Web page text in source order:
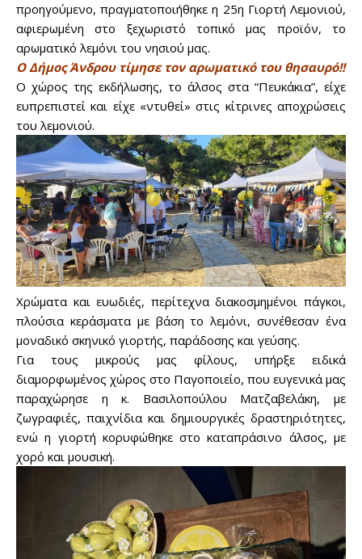
προηγούμενο, πραγματοποιήθηκε η 25η Γιορτή Λεμονιού,
αφιερωμένη στο ξεχωριστό τοπικό μας προϊόν, το
αρωματικό λεμόνι του νησιού μας.
Ο Δήμος Άνδρου τίμησε τον αρωματικό του θησαυρό!!
Ο χώρος της εκδήλωσης, το άλσος στα “Πευκάκια”, είχε
ευπρεπιστεί και είχε «ντυθεί» στις κίτρινες αποχρώσεις
του λεμονιού.
Χρώματα και ευωδιές, περίτεχνα διακοσμημένοι πάγκοι,
πλούσια κεράσματα με βάση το λεμόνι, συνέθεσαν ένα
μοναδικό σκηνικό γιορτής, παράδοσης και γεύσης.
Για τους μικρούς μας φίλους, υπήρξε ειδικά
διαμορφωμένος χώρος στο Παγοποιείο, που ευγενικά μας
παραχώρησε η κ. Βασιλοπούλου Ματζαβελάκη, με
ζωγραφιές, παιχνίδια και δημιουργικές δραστηριότητες,
ενώ η γιορτή κορυφώθηκε στο καταπράσινο άλσος, με
χορό και μουσική.